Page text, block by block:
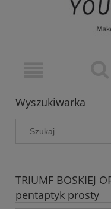
Wyszukiwarka
TRIUMF BOSKIEJ
pentaptyk prosty